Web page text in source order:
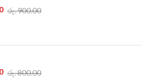
රු. 900.00
රු. 800.00